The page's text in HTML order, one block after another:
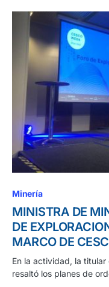
Minería
MINISTRA DE
DE
MARCO DE
En la actividad, la
resaltó los planes de